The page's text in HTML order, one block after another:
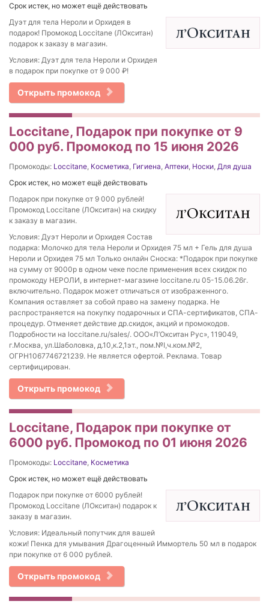
Срок истек, но может ещё действовать
Дуэт для тела Нероли и Орхидея в
подарок! Промокод Loccitane (ЛОкситан)
подарок к заказу в магазин.
Условия: Дуэт для тела Нероли и Орхидея
в подарок при покупке от 9 000 ₽!
Открыть промокод
Loccitane, Подарок при покупке от 9
000 руб. Промокод по 15 июня 2026
Промокоды: Loccitane, Косметика, Гигиена, Аптеки, Носки, Для душа
Срок истек, но может ещё действовать
Подарок при покупке от 9 000 рублей!
Промокод Loccitane (ЛОкситан) на скидку
к заказу в магазин.
Условия: Дуэт Нероли и Орхидея Состав
подарка: Молочко для тела Нероли и Орхидея 75 мл + Гель для душа
Нероли и Орхидея 75 мл Только онлайн Сноска: *Подарок при покупке
на сумму от 9000р в одном чеке после применения всех скидок по
промокоду НЕРОЛИ, в интернет-магазине loccitane.ru 05-15.06.26г.
включительно. Подарок может отличаться от изображенного.
Компания оставляет за собой право на замену подарка. Не
распространяется на покупку подарочных и СПА-сертификатов, СПА-
процедур. Отменяет действие др.скидок, акций и промокодов.
Подробности на loccitane.ru/sales/. ООО«Л’Окситан Рус», 119049,
г.Москва, ул.Шаболовка, д.10,к.2,1эт., пом.№I,ч.ком.№2,
ОГРН1067746721239. Не является офертой. Реклама. Товар
сертифицирован.
Открыть промокод
Loccitane, Подарок при покупке от
6000 руб. Промокод по 01 июня 2026
Промокоды: Loccitane, Косметика
Срок истек, но может ещё действовать
Подарок при покупке от 6000 рублей!
Промокод Loccitane (ЛОкситан) подарок к
заказу в магазин.
Условия: Идеальный попутчик для вашей
кожи! Пенка для умывания Драгоценный Иммортель 50 мл в подарок
при покупке от 6 000 рублей.
Открыть промокод